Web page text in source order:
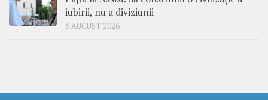
iubirii, nu a diviziunii
6 AUGUST 2026